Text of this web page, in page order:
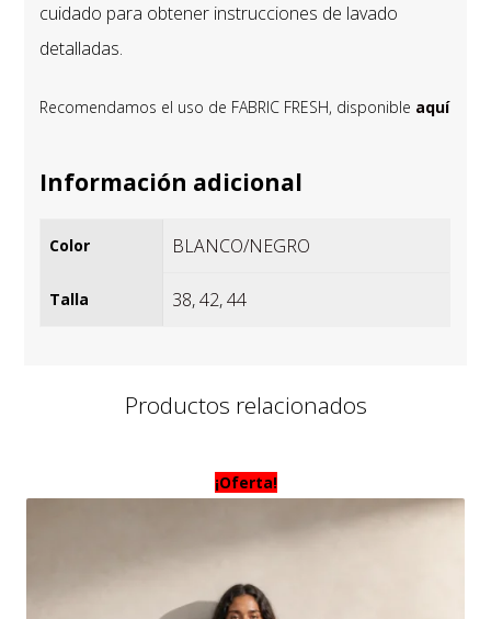
cuidado para obtener instrucciones de lavado
detalladas.
Recomendamos el uso de FABRIC FRESH, disponible aquí
Información adicional
Color BLANCO/NEGRO
Talla 38,42,44
Productos relacionados
¡Oferta!